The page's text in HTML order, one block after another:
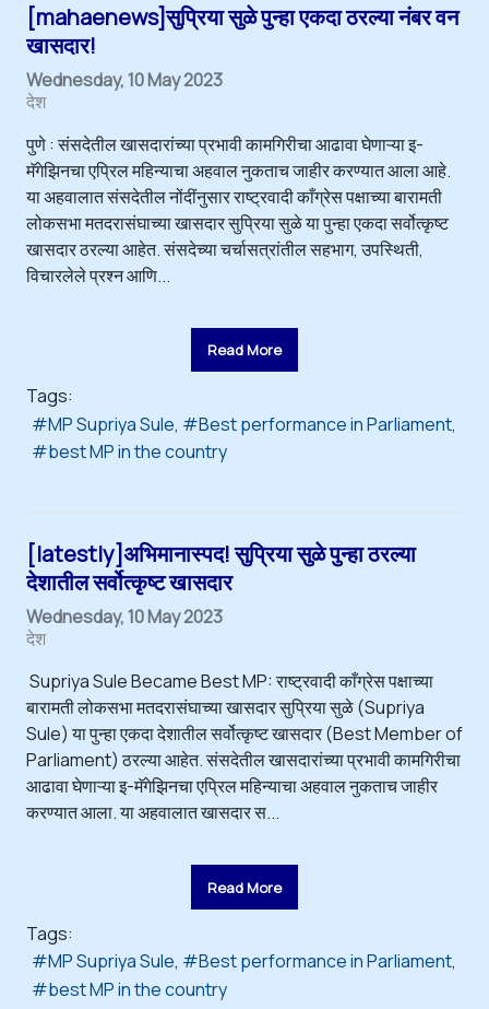
[mahaenews]सुप्रिया सुळे पुन्हा एकदा ठरल्या नंबर वन
खासदार!
Wednesday, 10 May 2023
देश
पुणे : संसदेतील खासदारांच्या प्रभावी कामगिरीचा आढावा घेणाऱ्या इ-
मॅगेझिनचा एप्रिल महिन्याचा अहवाल नुकताच जाहीर करण्यात आला आहे.
या अहवालात संसदेतील नोंदींनुसार राष्ट्रवादी काँग्रेस पक्षाच्या बारामती
लोकसभा मतदरासंघाच्या खासदार सुप्रिया सुळे या पुन्हा एकदा सर्वोत्कृष्ट
खासदार ठरल्या आहेत. संसदेच्या चर्चासत्रांतील सहभाग, उपस्थिती,
विचारलेले प्रश्न आणि...
Read More
Tags:
MP Supriya Sule
Best performance in Parliament
best MP in the country
[latestly]अभिमानास्पद! सुप्रिया सुळे पुन्हा ठरल्या
देशातील सर्वोत्कृष्ट खासदार
Wednesday, 10 May 2023
देश
Supriya Sule Became Best MP: राष्ट्रवादी काँग्रेस पक्षाच्या
बारामती लोकसभा मतदरासंघाच्या खासदार सुप्रिया सुळे (Supriya
Sule) या पुन्हा एकदा देशातील सर्वोत्कृष्ट खासदार (Best Member of
Parliament) ठरल्या आहेत. संसदेतील खासदारांच्या प्रभावी कामगिरीचा
आढावा घेणाऱ्या इ-मॅगेझिनचा एप्रिल महिन्याचा अहवाल नुकताच जाहीर
करण्यात आला. या अहवालात खासदार स...
Read More
Tags:
MP Supriya Sule
Best performance in Parliament
best MP in the country